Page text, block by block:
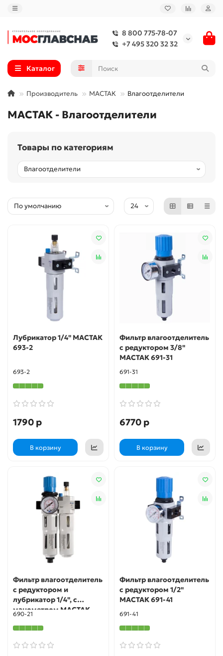
8 800 775-78-07
+7 495 320 32 32
Каталог
Производитель МАСТАК Влагоотделители
МАСТАК - Влагоотделители
Товары по категориям
Лубрикатор 1/4" МАСТАК
693-2
693-2
1790 р
В корзину
Фильтр влагоотделитель
с редуктором 3/8"
МАСТАК 691-31
691-31
6770 р
В корзину
Фильтр влагоотделитель
с редуктором и
лубрикатор 1/4", с
манометром МАСТАК
690-21
690-21
Фильтр влагоотделитель
с редуктором 1/2"
МАСТАК 691-41
691-41